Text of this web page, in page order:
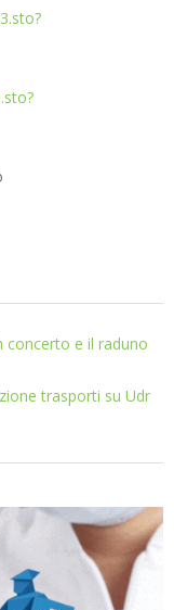
concerto e il raduno
trasporti su Udr